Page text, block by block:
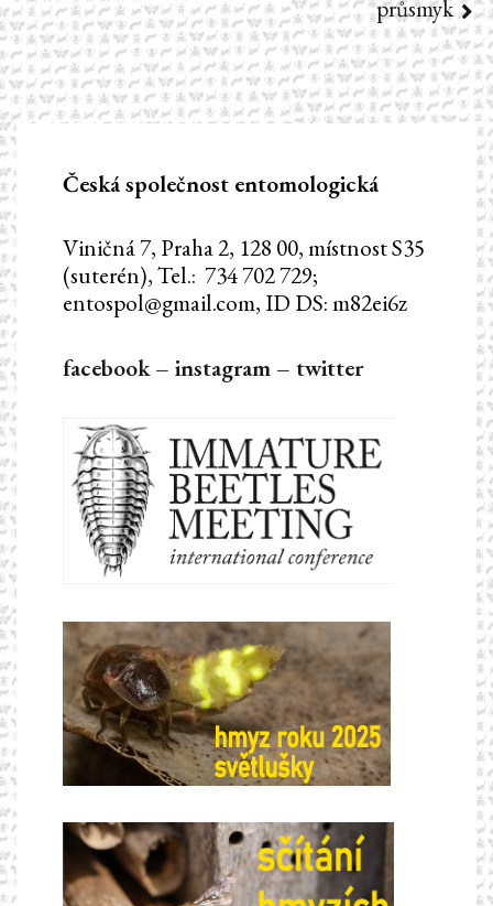
průsmyk
Česká společnost entomologická
Viničná 7, Praha 2, 128 00, místnost S35
(suterén), Tel.: 734 702 729;
entospol@gmail.com, ID DS: m82ei6z
facebook– instagram – twitter